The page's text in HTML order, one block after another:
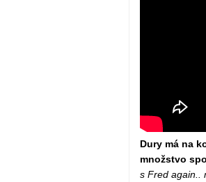
Dury má na
množstvo
s Fred again..